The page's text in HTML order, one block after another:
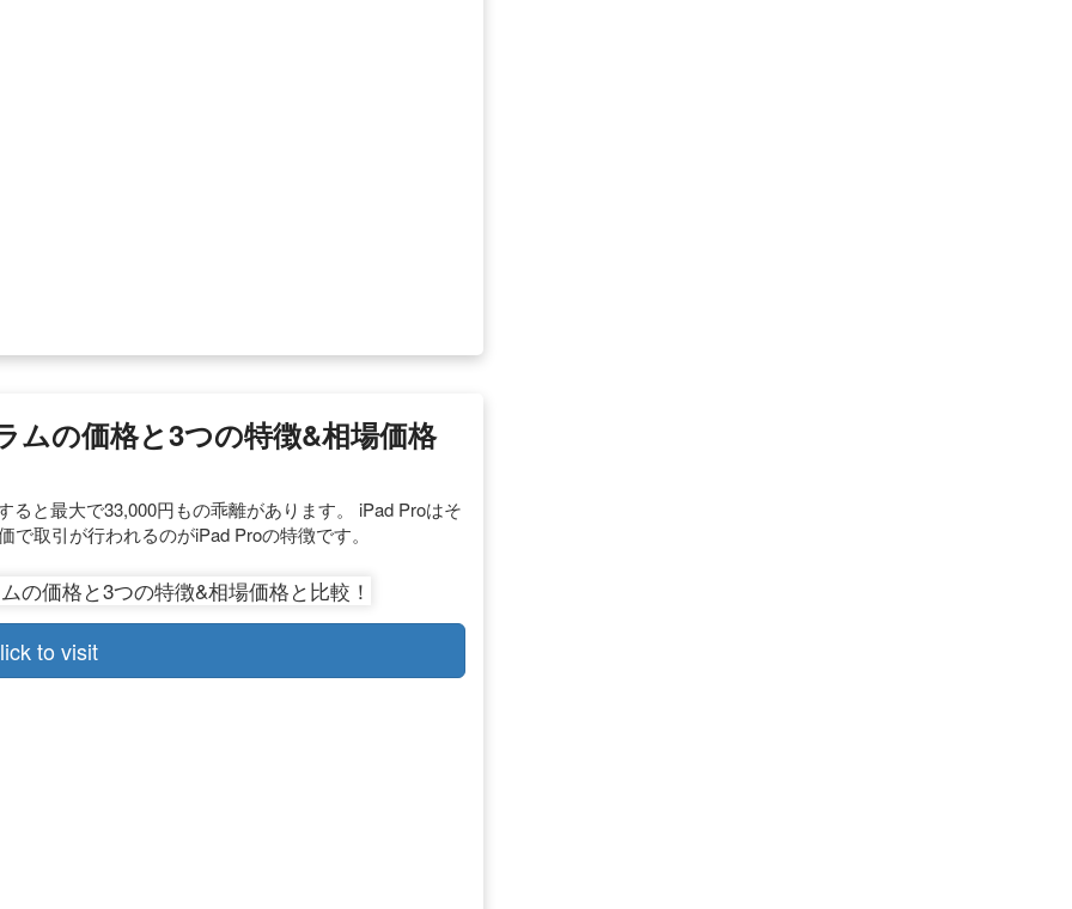
の価格と3つの特徴&相場価格
と最大で33,000円もの乖離があります。 iPad Proはそ
取引が行われるのがiPad Proの特徴です。
to visit